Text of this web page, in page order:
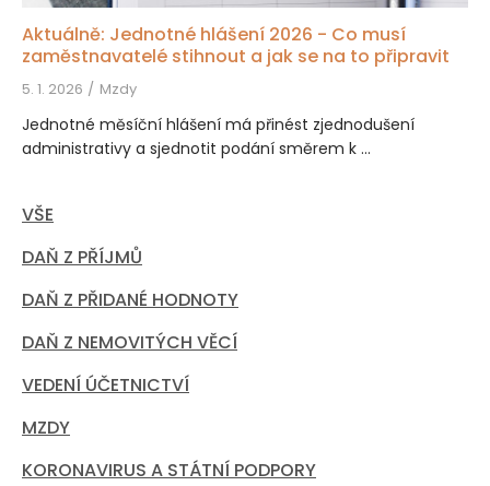
Aktuálně: Jednotné hlášení 2026 - Co musí
zaměstnavatelé stihnout a jak se na to připravit
5. 1. 2026 Mzdy
Jednotné měsíční hlášení má přinést zjednodušení
administrativy a sjednotit podání směrem k ...
VŠE
DAŇ Z PŘÍJMŮ
DAŇ Z PŘIDANÉ HODNOTY
DAŇ Z NEMOVITÝCH VĚCÍ
VEDENÍ ÚČETNICTVÍ
MZDY
KORONAVIRUS A STÁTNÍ PODPORY